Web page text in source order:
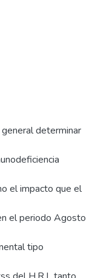
determinar
el impacto que el
el periodo Agosto
tipo